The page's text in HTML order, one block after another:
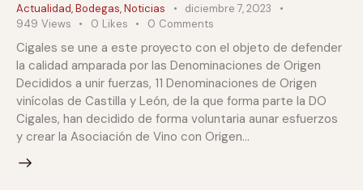
Actualidad,Bodegas,Noticias
diciembre 7, 2023
949 Views 0 Likes 0 Comments
Cigales se une a este proyecto con el objeto de defender
la calidad amparada por las Denominaciones de Origen
Decididos a unir fuerzas, 11 Denominaciones de Origen
vinícolas de Castilla y León, de la que forma parte la DO
Cigales, han decidido de forma voluntaria aunar esfuerzos
y crear la Asociación de Vino con Origen…